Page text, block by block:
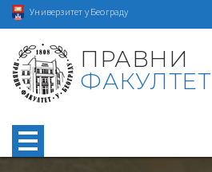
Универзитет у Београду
ПРАВНИ
ФАКУЛТЕТ